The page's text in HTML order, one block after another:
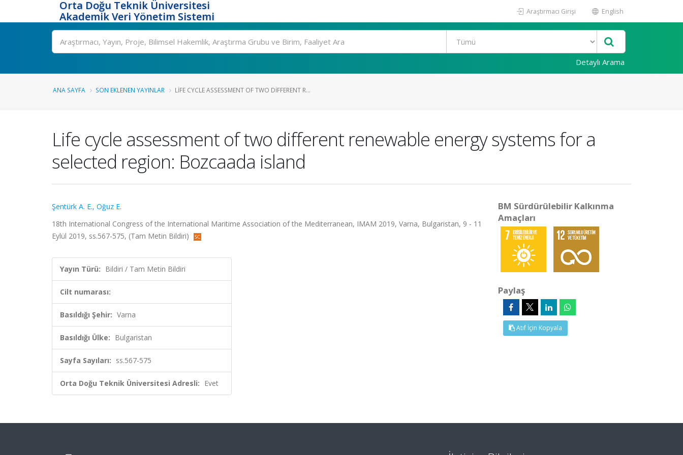
Orta Doğu Teknik Üniversitesi
Akademik Veri Yönetim Sistemi
Araştırmacı Girişi English
Ara
Detaylı Arama
ANA SAYFA SON EKLENEN YAYINLAR LIFE CYCLE ASSESSMENT OF TWO DIFFERENT R...
Life cycle assessment of two different renewable energy systems for a
selected region: Bozcaada island
Şentürk A. E., Oğuz E.
18th International Congress of the International Maritime Association of the Mediterranean, IMAM 2019, Varna, Bulgaristan, 9 - 11
Eylül 2019, ss.567-575, (Tam Metin Bildiri)
Yayın Türü: Bildiri / Tam Metin Bildiri
Cilt numarası:
Basıldığı Şehir: Varna
Basıldığı Ülke: Bulgaristan
Sayfa Sayıları: ss.567-575
Orta Doğu Teknik Üniversitesi Adresli: Evet
BM Sürdürülebilir Kalkınma
Amaçları
Paylaş
Atıf İçin Kopyala